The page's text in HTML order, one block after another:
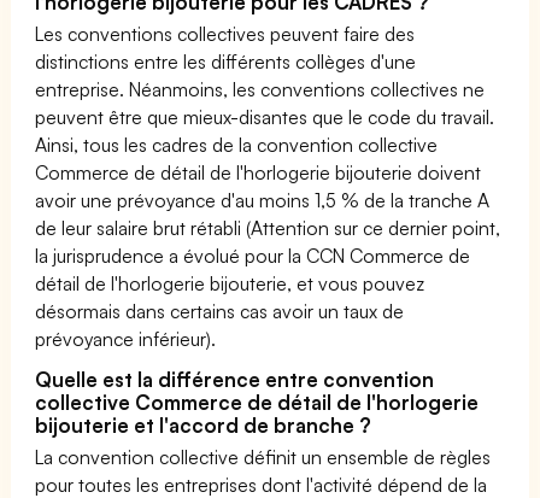
Les conventions collectives peuvent faire des
distinctions entre les différents collèges d'une
entreprise. Néanmoins, les conventions collectives ne
peuvent être que mieux-disantes que le code du travail.
Ainsi, tous les cadres de la convention collective
Commerce de détail de l'horlogerie bijouterie doivent
avoir une prévoyance d'au moins 1,5 % de la tranche A
de leur salaire brut rétabli (Attention sur ce dernier point,
la jurisprudence a évolué pour la CCN Commerce de
détail de l'horlogerie bijouterie, et vous pouvez
désormais dans certains cas avoir un taux de
prévoyance inférieur).
Quelle est la différence entre convention
collective Commerce de détail de l'horlogerie
bijouterie et l'accord de branche ?
La convention collective définit un ensemble de règles
pour toutes les entreprises dont l'activité dépend de la